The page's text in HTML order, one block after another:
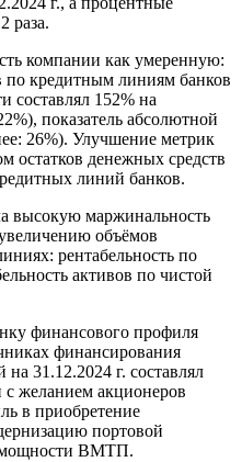
раза.
компании как умеренную:
кредитным линиям банков
составлял 152% на
показатель абсолютной
26%). Улучшение метрик
остатков денежных средств
линий банков.
высокую маржинальность
объёмов
рентабельность по
активов по чистой
финансового профиля
финансирования
31.12.2024 г. составлял
с желанием акционеров
в приобретение
портовой
мощности ВМТП.